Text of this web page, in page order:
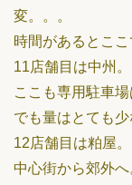
変。。。
時間があるとこ
11店舗目は中州。
ここも専用駐車
でも量はとても少
12店舗目は粕屋。
中心街から郊外へ